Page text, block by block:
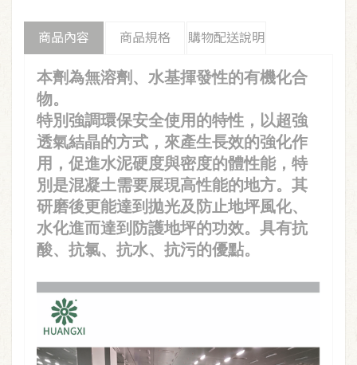
商品內容 商品規格 購物配送說明
本劑為無溶劑、水基揮發性的有機化合
物。
特別強調環保安全使用的特性，以超強
透氣結晶的方式，來產生長效的強化作
用，促進水泥硬度與密度的體性能，特
別是混凝土需要展現高性能的地方。其
研磨後更能達到拋光及防止地坪風化、
水化進而達到防護地坪的功效。具有抗
酸、抗氯、抗水、抗污的優點。